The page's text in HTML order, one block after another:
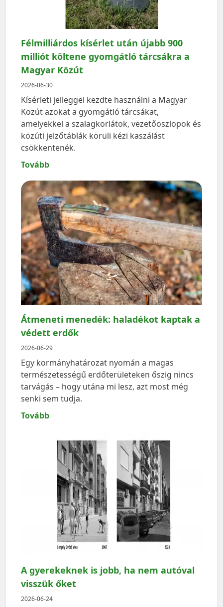
Félmilliárdos kísérlet után újabb 900
milliót költene gyomgátló tárcsákra a
Magyar Közút
2026-06-30
Kísérleti jelleggel kezdte használni a Magyar
Közút azokat a gyomgátló tárcsákat,
amelyekkel a szalagkorlátok, vezetőoszlopok és
közúti jelzőtáblák körüli kézi kaszálást
csökkentenék.
Tovább
Átmeneti menedék: haladékot kaptak a
védett erdők
2026-06-29
Egy kormányhatározat nyomán a magas
természetességű erdőterületeken őszig nincs
tarvágás – hogy utána mi lesz, azt most még
senki sem tudja.
Tovább
A gyerekeknek is jobb, ha nem autóval
visszük őket
2026-06-24